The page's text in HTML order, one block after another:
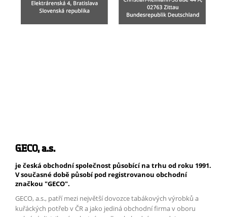
GECO, a.s.
je česká obchodní společnost působící na trhu od roku 1991.
V současné době působí pod registrovanou obchodní
značkou "GECO".
GECO, a.s., patří mezi největší dovozce tabákových výrobků a
kuřáckých potřeb v ČR a jako jediná obchodní firma v oboru